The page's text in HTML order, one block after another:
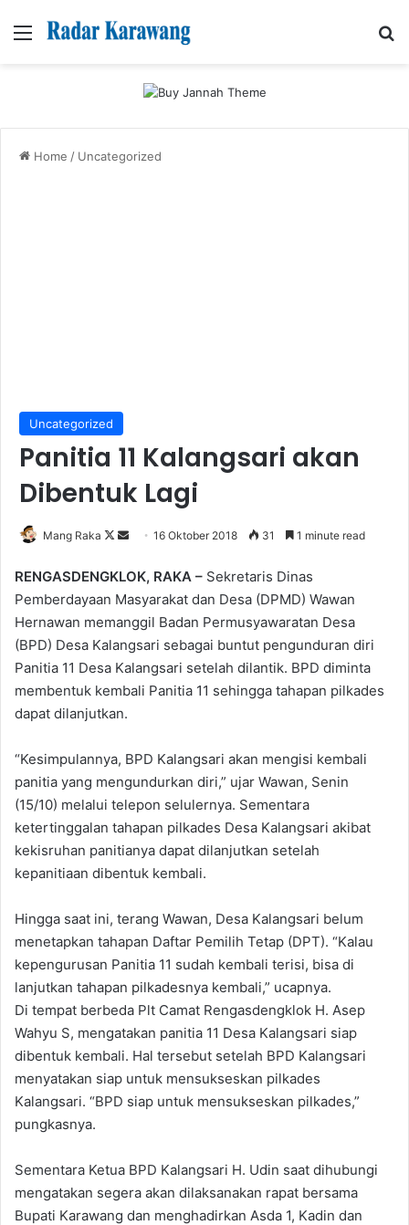
Menu
Home / Uncategorized
Uncategorized
Panitia 11 Kalangsari akan
Dibentuk Lagi
Mang Raka
Follow
X
Send
email
16 Oktober 2018 31 1 minute read
RENGASDENGKLOK, RAKA – Sekretaris Dinas
Pemberdayaan Masyarakat dan Desa (DPMD) Wawan
Hernawan memanggil Badan Permusyawaratan Desa
(BPD) Desa Kalangsari sebagai buntut pengunduran diri
Panitia 11 Desa Kalangsari setelah dilantik. BPD diminta
membentuk kembali Panitia 11 sehingga tahapan pilkades
dapat dilanjutkan.
“Kesimpulannya, BPD Kalangsari akan mengisi kembali
panitia yang mengundurkan diri,” ujar Wawan, Senin
(15/10) melalui telepon selulernya. Sementara
ketertinggalan tahapan pilkades Desa Kalangsari akibat
kekisruhan panitianya dapat dilanjutkan setelah
kepanitiaan dibentuk kembali.
Hingga saat ini, terang Wawan, Desa Kalangsari belum
menetapkan tahapan Daftar Pemilih Tetap (DPT). “Kalau
kepengurusan Panitia 11 sudah kembali terisi, bisa di
lanjutkan tahapan pilkadesnya kembali,” ucapnya.
Di tempat berbeda Plt Camat Rengasdengklok H. Asep
Wahyu S, mengatakan panitia 11 Desa Kalangsari siap
dibentuk kembali. Hal tersebut setelah BPD Kalangsari
menyatakan siap untuk mensukseskan pilkades
Kalangsari. “BPD siap untuk mensukseskan pilkades,”
pungkasnya.
Sementara Ketua BPD Kalangsari H. Udin saat dihubungi
mengatakan segera akan dilaksanakan rapat bersama
Bupati Karawang dan menghadirkan Asda 1, Kadin dan